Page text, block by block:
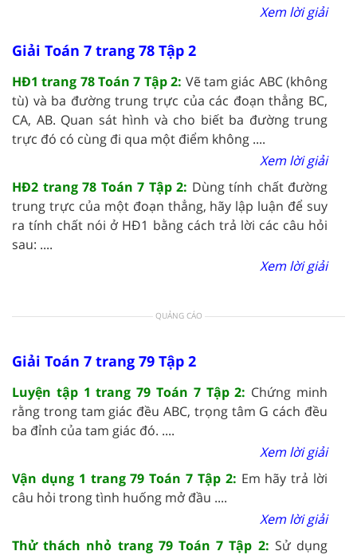
Xem lời giải
Giải Toán 7 trang 78 Tập 2
HĐ1 trang 78 Toán 7 Tập 2: Vẽ tam giác ABC (không
tù) và ba đường trung trực của các đoạn thẳng BC,
CA, AB. Quan sát hình và cho biết ba đường trung
trực đó có cùng đi qua một điểm không ....
Xem lời giải
HĐ2 trang 78 Toán 7 Tập 2: Dùng tính chất đường
trung trực của một đoạn thẳng, hãy lập luận để suy
ra tính chất nói ở HĐ1 bằng cách trả lời các câu hỏi
sau: ....
Xem lời giải
QUẢNG CÁO
Giải Toán 7 trang 79 Tập 2
Luyện tập 1 trang 79 Toán 7 Tập 2: Chứng minh
rằng trong tam giác đều ABC, trọng tâm G cách đều
ba đỉnh của tam giác đó. ....
Xem lời giải
Vận dụng 1 trang 79 Toán 7 Tập 2: Em hãy trả lời
câu hỏi trong tình huống mở đầu ....
Xem lời giải
Thử thách nhỏ trang 79 Toán 7 Tập 2: Sử dụng